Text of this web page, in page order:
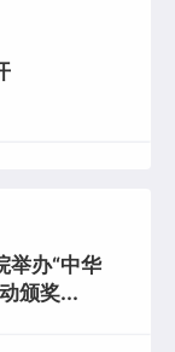
举办“中华
颁奖...